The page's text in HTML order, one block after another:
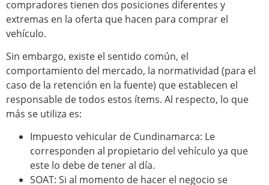
compradores tienen dos posiciones diferentes y
extremas en la oferta que hacen para comprar el
vehículo.
Sin embargo, existe el sentido común, el
comportamiento del mercado, la normatividad (para el
caso de la retención en la fuente) que establecen el
responsable de todos estos ítems. Al respecto, lo que
más se utiliza es:
Impuesto vehicular de Cundinamarca: Le
corresponden al propietario del vehículo ya que
este lo debe de tener al día.
SOAT: Si al momento de hacer el negocio se